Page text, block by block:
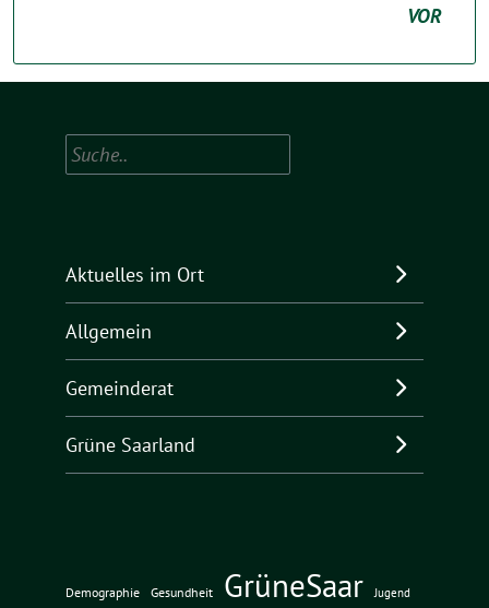
VOR
Suchen
Aktuelles im Ort
Allgemein
Gemeinderat
Grüne Saarland
Demographie Gesundheit GrüneSaar Jugend